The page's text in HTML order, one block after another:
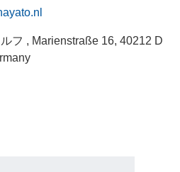
フ , Marienstraße 16, 40212 D